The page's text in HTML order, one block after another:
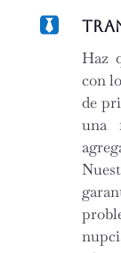

Haz
con
de
una